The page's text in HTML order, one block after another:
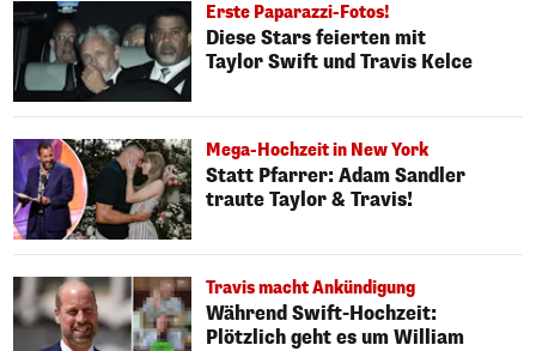
Erste Paparazzi-Fotos!
Diese Stars feierten mit
Taylor Swift und Travis Kelce
Mega-Hochzeit in New York
Statt Pfarrer: Adam Sandler
traute Taylor & Travis!
Travis macht Ankündigung
Während Swift-Hochzeit:
Plötzlich geht es um William